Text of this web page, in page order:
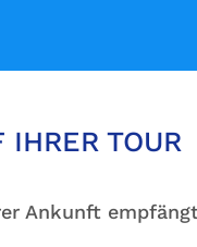
IHRER TOUR
Ankunft